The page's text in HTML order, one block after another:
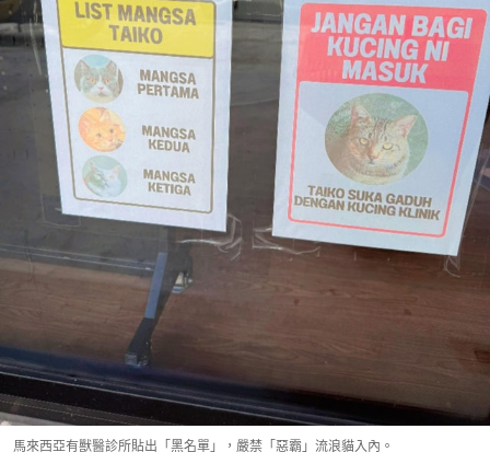
馬來西亞有獸醫診所貼出「黑名單」，嚴禁「惡霸」流浪貓入內。